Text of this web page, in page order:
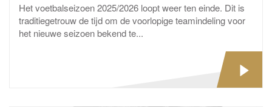
Het voetbalseizoen 2025/2026 loopt weer ten einde. Dit is
traditiegetrouw de tijd om de voorlopige teamindeling voor
het nieuwe seizoen bekend te...